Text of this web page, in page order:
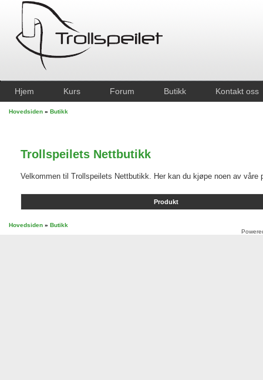
Hjem Kurs Forum Butikk Kontakt oss
Hovedsiden » Butikk
Trollspeilets Nettbutikk
Velkommen til Trollspeilets Nettbutikk. Her kan du kjøpe noen av våre
Produkt
Hovedsiden » Butikk